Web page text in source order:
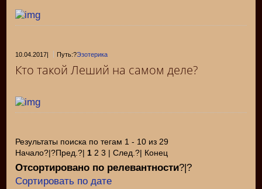
10.04.2017 Путь:?Эзотерика
Кто такой Леший на самом деле?
Результаты поиска по тегам 1 - 10 из 29
Начало?|?Пред.?| 1 2 3 | След.?| Конец
Отсортировано по релевантности?|?
Сортировать по дате